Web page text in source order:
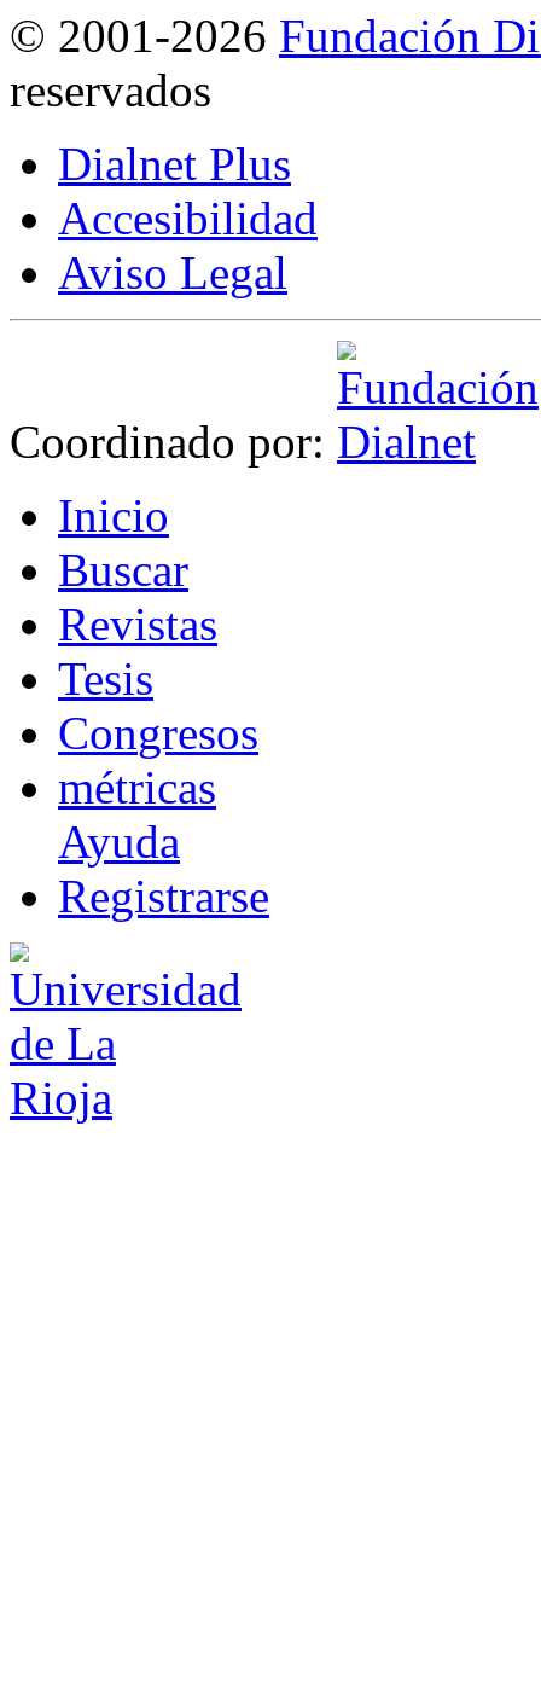
© 2001-2026 Fundación
reservados
Dialnet Plus
Accesibilidad
Aviso Legal
Coordinado por:
Inicio
Buscar
Revistas
Tesis
Congresos
métricas
Ayuda
Registrarse